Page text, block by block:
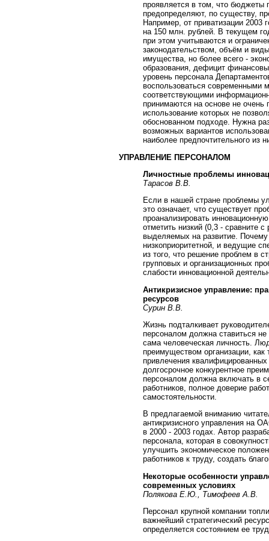
проявляется в том, что бюджеты
предопределяют, по существу,
Например, от приватизации 2003
на 150 млн. рублей. В текущем
при этом учитываются и
законодательством, объём и
имущества, но более всего -
образования, дефицит
уровень персонала
воспользоваться современными
соответствующими
принимаются на основе не очень
использование которых не
обоснованном подходе. Нужна
возможных вариантов
наиболее предпочтительного из
УПРАВЛЕНИЕ ПЕРСОНАЛОМ
Личностные проблемы
Тарасов В.В.
Если в нашей стране проблемы
это означает, что существует
проанализировать
отметить низкий (0,3 - сравните
выделяемых на развитие. Почему
низкоприоритетной, и ведущие
из того, что решение проблем в
групповых и организационных
слабости инновационной
Антикризисное управление:
ресурсов
Сурин В.В.
Жизнь подталкивает
персоналом должна ставиться
сама человеческая личность.
преимуществом организации,
привлечения
долгосрочное конкурентное
персоналом должна включать в
работников, полное доверие
самостоятельности.
В предлагаемой вниманию
антикризисного управления на
в 2000 - 2003 годах. Автор
персонала, которая в
улучшить экономическое
работников к труду, создать
Некоторые особенности
современных условиях
Полякова Е.Ю., Тимофеев А.В.
Персонал крупной компании
важнейший стратегический
определяется состоянием ее